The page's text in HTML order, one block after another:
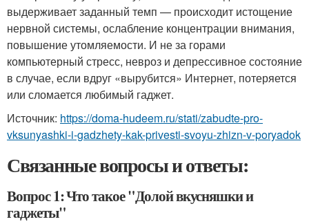
выдерживает заданный темп — происходит истощение
нервной системы, ослабление концентрации внимания,
повышение утомляемости. И не за горами
компьютерный стресс, невроз и депрессивное состояние
в случае, если вдруг «вырубится» Интернет, потеряется
или сломается любимый гаджет.
Источник: https://doma-hudeem.ru/stati/zabudte-pro-
vksunyashki-i-gadzhety-kak-privesti-svoyu-zhizn-v-poryadok
Связанные вопросы и ответы:
Вопрос 1: Что такое "Долой вкусняшки и
гаджеты"